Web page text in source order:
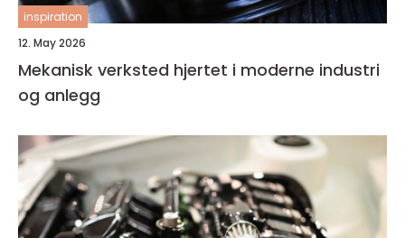
inspiration
12. May 2026
Mekanisk verksted hjertet i moderne industri
og anlegg